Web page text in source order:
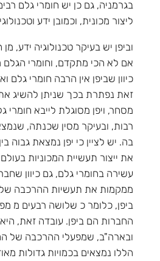
בגרמניה, גם כן יש חומרי גלם
ליצור מכונית, וכמובן ידע
וביפן יש בעיקר טכנולוגיה ידע,
אם לא הכי מתקדם, וחומרי הגלם
כיוון שביפן אין הרבה חומרי גלם
זאת נפתרת בכך שניתן להשיג
מסחר, ויפן מסוגלת לייבא חומרי
רבות, ובעיקר מסין שכנתה,
בה. יש לציין כי יפן נמצאת גבוה
את ייצור תעשיית המכוניות
עשירה בחומרי גלם, גם כיוון
ממקמות את תעשיות ההרכבה
ביפן, כלומר כ שלושה רבעים מ
החברות הם ביפן. עובדה זאת,
ובארה"ב, שמפעלי ההרכבה של
הללו נמצאים בכמויות גדולות